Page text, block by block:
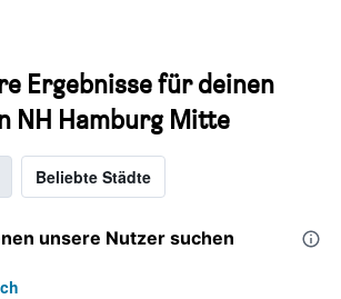
Ergebnisse für deinen
NH Hamburg Mitte
Beliebte Städte
unsere Nutzer suchen